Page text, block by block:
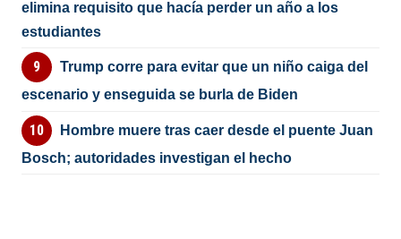
elimina requisito que hacía perder un año a los
estudiantes
Trump corre para evitar que un niño caiga del
escenario y enseguida se burla de Biden
Hombre muere tras caer desde el puente Juan
Bosch; autoridades investigan el hecho